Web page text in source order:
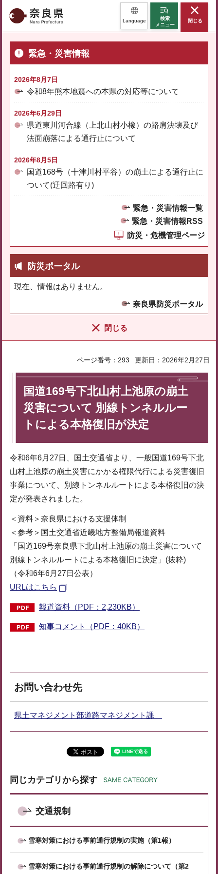
奈良県 Language
検索
メニュー
閉じる
緊急・災害情報
2026年8月7日
令和8年熊本地震への本県の対応等について
2026年6月29日
県道東川河合線（上北山村小橡）の路肩決壊及び
法面崩落による通行止について
2026年8月5日
国道168号（十津川村平谷）の崩土による通行止に
ついて(迂回路有り)
緊急・災害情報一覧
緊急・災害情報RSS
防災・危機管理ページ
防災ポータル
現在、情報はありません。
奈良県防災ポータル
閉じる
ページ番号：293 更新日：2026年2月27日
国道169号下北山村上池原の崩土
災害について 別線トンネルルー
トによる本格復旧が決定
令和6年6月27日、国土交通省より、一般国道169号下北
山村上池原の崩土災害にかかる権限代行による災害復旧
事業について、別線トンネルルートによる本格復旧の決
定が発表されました。
＜資料＞奈良県における支援体制
＜参考＞国土交通省近畿地方整備局報道資料
「国道169号奈良県下北山村上池原の崩土災害について
別線トンネルルートによる本格復旧に決定」(抜粋)
（令和6年6月27日公表）
URLはこちら
報道資料（PDF：2,230KB）
知事コメント（PDF：40KB）
お問い合わせ先
県土マネジメント部道路マネジメント課
同じカテゴリから探す
交通規制
雪寒対策における事前通行規制の実施（第1報）
雪寒対策における事前通行規制の解除について（第2